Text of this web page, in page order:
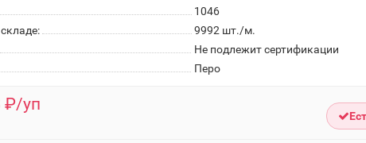
1046
9992 шт./м.
Не подлежит сертификации
Перо
₽/уп